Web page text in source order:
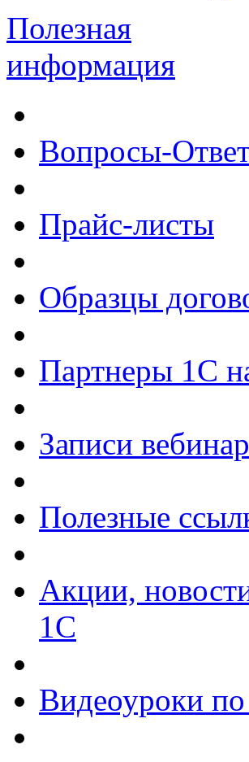
Полезная
информация
Вопросы-
Прайс-листы
Образцы
Партнеры 1С
Записи
Полезные
Акции,
1С
Видеоуроки